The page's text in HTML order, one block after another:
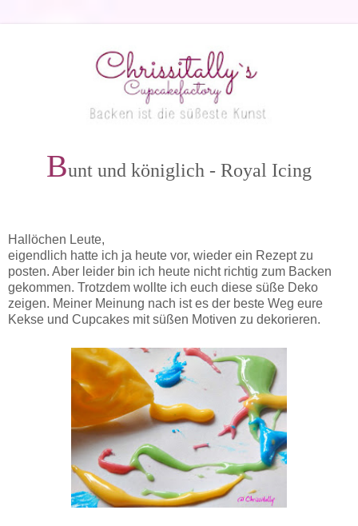
Bunt und königlich - Royal Icing
Hallöchen Leute,
eigendlich hatte ich ja heute vor, wieder ein Rezept zu
posten. Aber leider bin ich heute nicht richtig zum Backen
gekommen. Trotzdem wollte ich euch diese süße Deko
zeigen. Meiner Meinung nach ist es der beste Weg eure
Kekse und Cupcakes mit süßen Motiven zu dekorieren.